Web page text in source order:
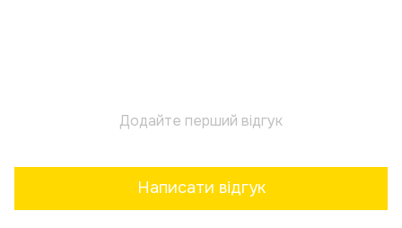
Додайте перший відгук
Написати відгук